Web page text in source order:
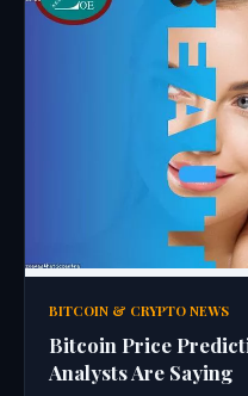
BITCOIN & CRYPTO NEWS
Bitcoin Price
Analysts Are Saying